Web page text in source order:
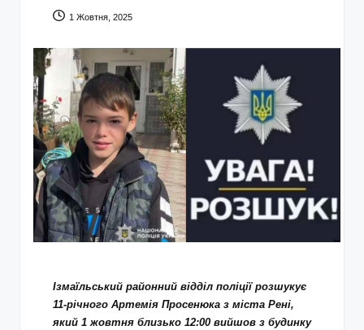
1 Жовтня, 2025
Ізмаїльський районний відділ поліції розшукує
11-річного Артемія Просенюка з міста Рені,
який 1 жовтня близько 12:00 вийшов з будинку